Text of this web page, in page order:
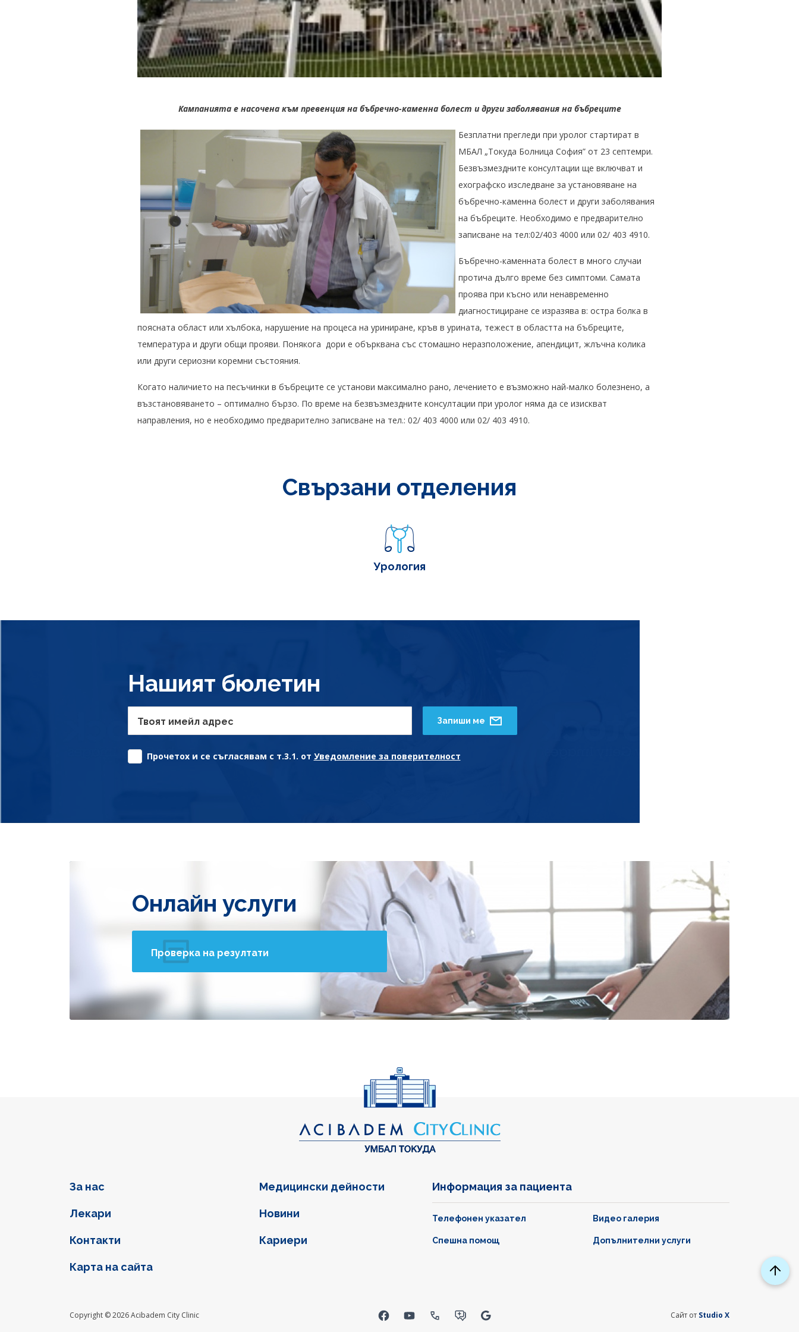
Кампанията е насочена към превенция на бъбречно-каменна болест и други заболявания на бъбреците
Безплатни прегледи при уролог стартират в
МБАЛ „Токуда Болница София” от 23 септемри.
Безвъзмездните консултации ще включват и
ехографско изследване за установяване на
бъбречно-каменна болест и други заболявания
на бъбреците. Необходимо е предварително
записване на тел:02/403 4000 или 02/ 403 4910.
Бъбречно-каменната болест в много случаи
протича дълго време без симптоми. Самата
проява при късно или ненавременно
диагностициране се изразява в: остра болка в
поясната област или хълбока, нарушение на процеса на уриниране, кръв в урината, тежест в областта на бъбреците,
температура и други общи прояви. Понякога дори е обърквана със стомашно неразположение, апендицит, жлъчна колика
или други сериозни коремни състояния.
Когато наличието на песъчинки в бъбреците се установи максимално рано, лечението е възможно най-малко болезнено, а
възстановяването – оптимално бързо. По време на безвъзмездните консултации при уролог няма да се изискват
направления, но е необходимо предварително записване на тел.: 02/ 403 4000 или 02/ 403 4910.
Свързани отделения
Урология
Нашият бюлетин
Твоят имейл адрес
Прочетох и се съгласявам с т.3.1. от Уведомление за поверителност
Запиши ме
Онлайн услуги
Проверка на резултати
Фуутер навигация
За нас Медицински дейности
Лекари Новини
Контакти Кариери
Карта на сайта
Информация за пациента
Телефонен указател Видео галерия
Спешна помощ Допълнителни услуги
Copyright © 2026 Acibadem City Clinic Сайт от Studio X